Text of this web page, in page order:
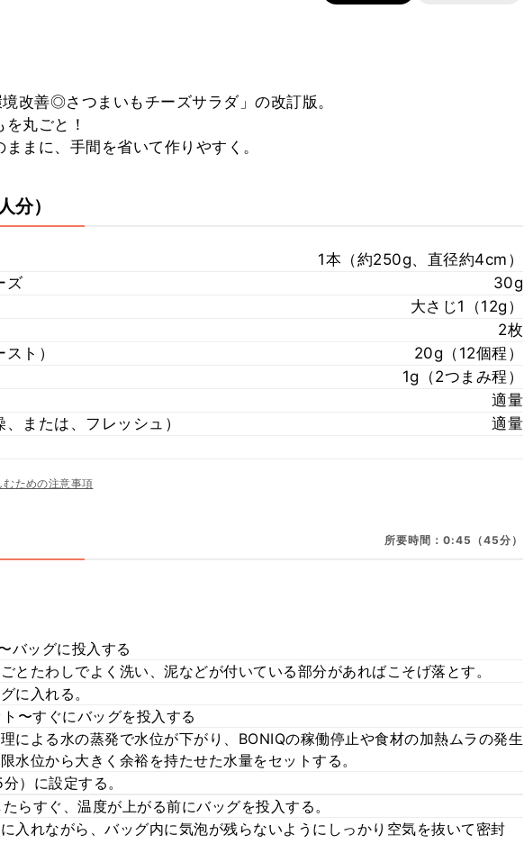
改善◎さつまいもチーズサラダ」の改訂版。
丸ごと！
まに、手間を省いて作りやすく。
分）
1本（約250g、直径約4cm）
ズ
30g
大さじ1（12g）
2枚
ト）
20g（12個程）
1g（2つまみ程）
適量
、または、フレッシュ）
適量
ための注意事項
所要時間：0:45（45分）
バッグに投入する
とたわしでよく洗い、泥などが付いている部分があればこそげ落とす。
に入れる。
〜すぐにバッグを投入する
による水の蒸発で水位が下がり、BONIQの稼働停止や食材の加熱ムラの発生
水位から大きく余裕を持たせた水量をセットする。
）に設定する。
らすぐ、温度が上がる前にバッグを投入する。
入れながら、バッグ内に気泡が残らないようにしっかり空気を抜いて密封